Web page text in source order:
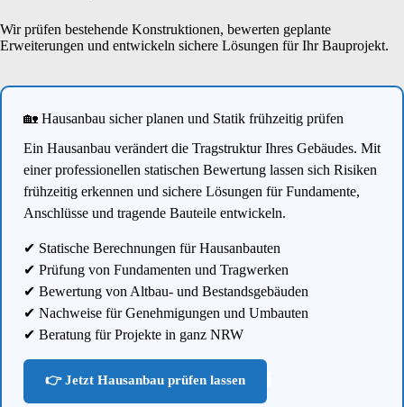
Wir prüfen bestehende Konstruktionen, bewerten geplante
Erweiterungen und entwickeln sichere Lösungen für Ihr Bauprojekt.
🏡 Hausanbau sicher planen und Statik frühzeitig prüfen
Ein Hausanbau verändert die Tragstruktur Ihres Gebäudes. Mit
einer professionellen statischen Bewertung lassen sich Risiken
frühzeitig erkennen und sichere Lösungen für Fundamente,
Anschlüsse und tragende Bauteile entwickeln.
✔ Statische Berechnungen für Hausanbauten
✔ Prüfung von Fundamenten und Tragwerken
✔ Bewertung von Altbau- und Bestandsgebäuden
✔ Nachweise für Genehmigungen und Umbauten
✔ Beratung für Projekte in ganz NRW
👉 Jetzt Hausanbau prüfen lassen